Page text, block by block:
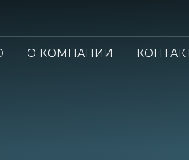
О КОМПАНИИ